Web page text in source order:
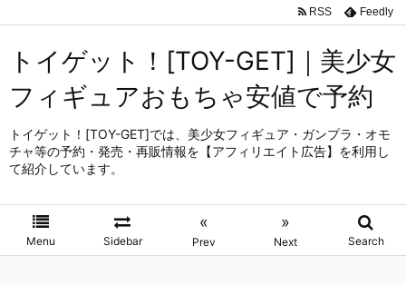
トイゲット！[TOY-GET]｜美少女
フィギュアおもちゃ安値で予約
トイゲット！[TOY-GET]では、美少女フィギュア・ガンプラ・オモ
チャ等の予約・発売・再販情報を【アフィリエイト広告】を利用し
て紹介しています。
Menu Sidebar
«
Prev
»
Next Search
RSS Feedly